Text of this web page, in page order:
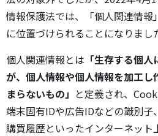
情報保護法では、「個人関連情報
に位置づけられることになりまし
個人関連情報とは 「生存する個
が、個人情報や個人情報を加工
まらないもの」 と定義され、
端末固有IDや広告IDなどの識別子
購買履歴といったインターネッ